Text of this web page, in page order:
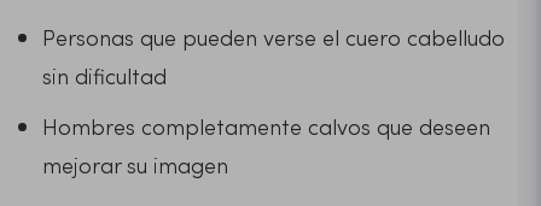
Personas que pueden verse el cuero cabelludo
sin dificultad
Hombres completamente calvos que deseen
mejorar su imagen